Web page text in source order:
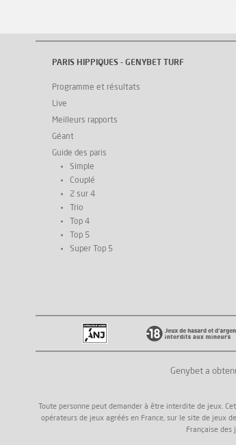
PARIS HIPPIQUES - GENYBET TURF
Programme et résultats
Live
Meilleurs rapports
Géant
Guide des paris
Simple
Couplé
2 sur 4
Trio
Top 4
Top 5
Super Top 5
Genybet a
Toute personne peut demander à être interdite de jeux.
opérateurs de jeux agréés en France, sur le site de jeux
Française